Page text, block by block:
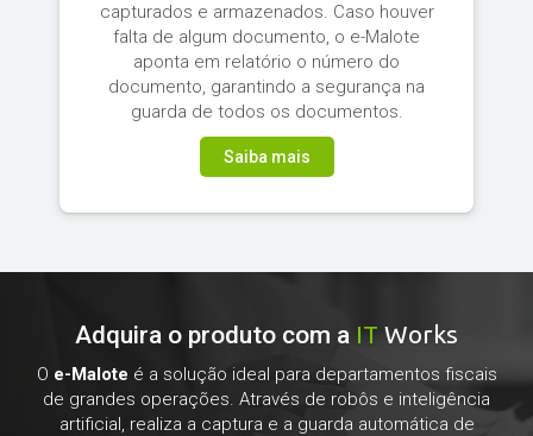
capturados e armazenados. Caso houver
falta de algum documento, o e-Malote
aponta em relatório o número do
documento, garantindo a segurança na
guarda de todos os documentos.
Saiba mais
Adquira o produto com a IT Works
O e-Malote é a solução ideal para departamentos fiscais
de grandes operações. Através de robôs e inteligência
artificial, realiza a captura e a guarda automática de